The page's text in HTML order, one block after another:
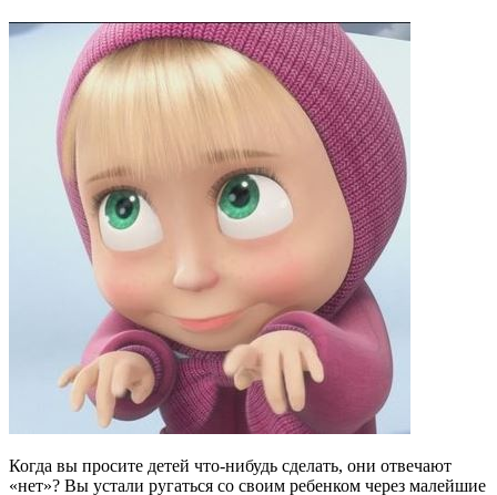
Когда вы просите детей что-нибудь сделать, они отвечают
«нет»? Вы устали ругаться со своим ребенком через малейшие